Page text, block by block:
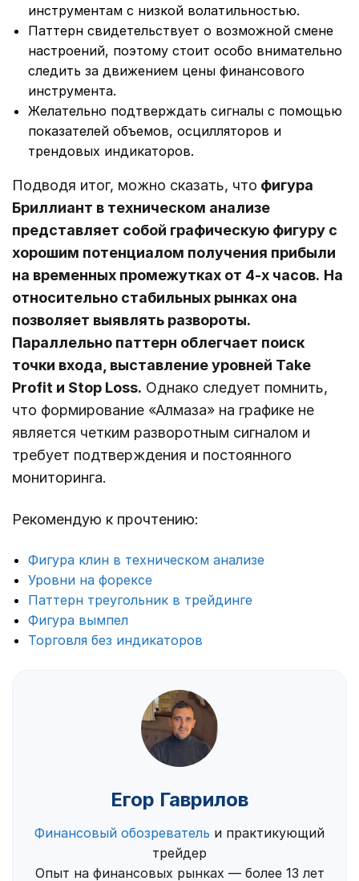
инструментам с низкой волатильностью.
Паттерн свидетельствует о возможной смене
настроений, поэтому стоит особо внимательно
следить за движением цены финансового
инструмента.
Желательно подтверждать сигналы с помощью
показателей объемов, осцилляторов и
трендовых индикаторов.
Подводя итог, можно сказать, что фигура
Бриллиант в техническом анализе
представляет собой графическую фигуру с
хорошим потенциалом получения прибыли
на временных промежутках от 4-х часов. На
относительно стабильных рынках она
позволяет выявлять развороты.
Параллельно паттерн облегчает поиск
точки входа, выставление уровней Take
Profit и Stop Loss. Однако следует помнить,
что формирование «Алмаза» на графике не
является четким разворотным сигналом и
требует подтверждения и постоянного
мониторинга.
Рекомендую к прочтению:
Фигура клин в техническом анализе
Уровни на форексе
Паттерн треугольник в трейдинге
Фигура вымпел
Торговля без индикаторов
Егор Гаврилов
Финансовый обозреватель и практикующий
трейдер
Опыт на финансовых рынках — более 13 лет